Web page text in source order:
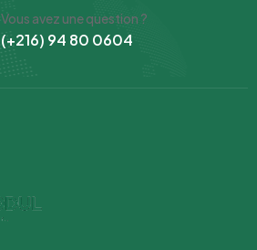
Vous avez une question ?
(+216) 94 80 0604